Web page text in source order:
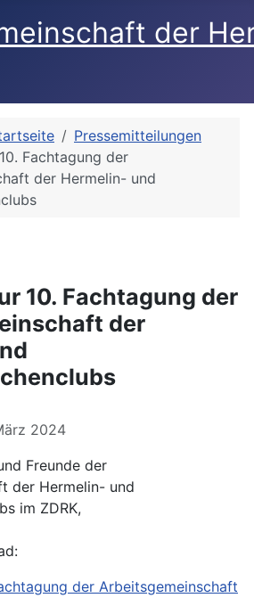
der
Pressemitteilungen
Fachtagung der
der Hermelin- und
10. Fachtagung der
der
2024
Freunde der
der Hermelin- und
im ZDRK,
der Arbeitsgemeinschaft